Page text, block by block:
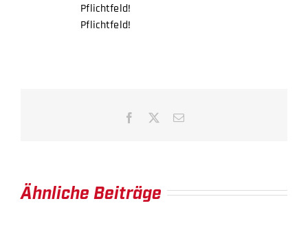
Pflichtfeld!
Pflichtfeld!
Facebook E-
Ähnliche Beiträge